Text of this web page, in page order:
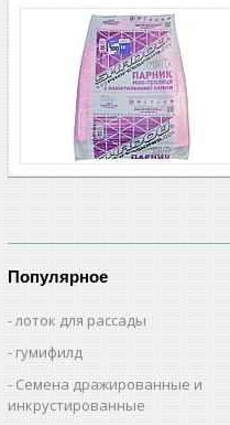
Популярное
лоток для рассады
гумифилд
Семена дражированные и
инкрустированные